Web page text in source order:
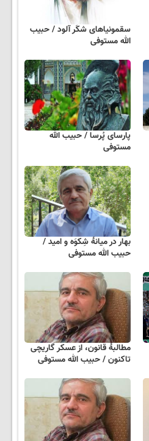
سقمونیاهای شکَر آلود / حبیب
الله مستوفی
پارسای پُرسا / حبیب الله
مستوفی
بهار در میانهٔ شِکوَه و امید /
حبیب الله مستوفی
مطالبهٔ قانون، از عسکر گاریچی
تاکنون / حبیب الله مستوفی